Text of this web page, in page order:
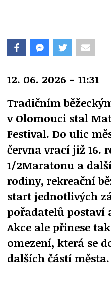
12. 06. 2026 - 11:31
Tradičním
v Olomouci stal
Festival. Do ulic
června vrací již 16.
1/2Maratonu a
rodiny, rekreační
start jednotlivých
pořadatelů postaví
Akce ale přinese
omezení, která se
dalších částí města.